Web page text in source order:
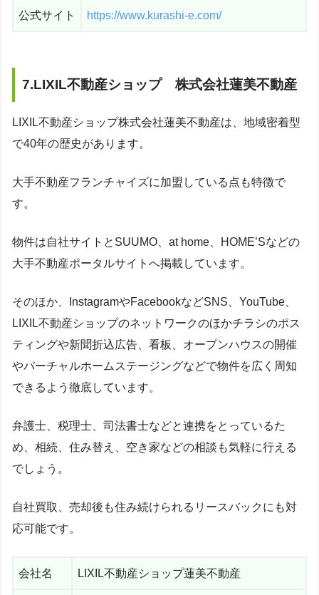
公式サイト https://www.kurashi-e.com/
7.LIXIL不動産ショップ 株式会社蓮美不動産
LIXIL不動産ショップ株式会社蓮美不動産は、地域密着型
で40年の歴史があります。
大手不動産フランチャイズに加盟している点も特徴で
す。
物件は自社サイトとSUUMO、at home、HOME’Sなどの
大手不動産ポータルサイトへ掲載しています。
そのほか、InstagramやFacebookなどSNS、YouTube、
LIXIL不動産ショップのネットワークのほかチラシのポス
ティングや新聞折込広告、看板、オープンハウスの開催
やバーチャルホームステージングなどで物件を広く周知
できるよう徹底しています。
弁護士、税理士、司法書士などと連携をとっているた
め、相続、住み替え、空き家などの相談も気軽に行える
でしょう。
自社買取、売却後も住み続けられるリースバックにも対
応可能です。
会社名 LIXIL不動産ショップ蓮美不動産